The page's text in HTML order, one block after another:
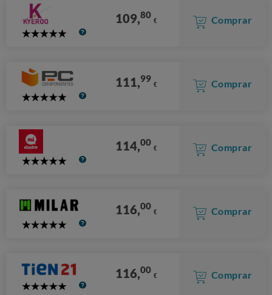
5
109,80 € Comprar
5
111,99 € Comprar
5
114,00 € Comprar
5
116,00 € Comprar
5
116,00 € Comprar